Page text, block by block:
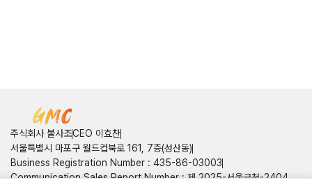
주식회사 불사조CEO 이효찬
서울특별시 마포구 월드컵북로 161, 7층(성산동)
Business Registration Number : 435-86-03003
Communication Sales Report Number:제 2025-서울금천-2404